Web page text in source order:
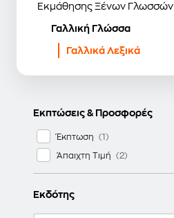
Εκμάθησης Ξένων Γλωσσών
Γαλλική Γλώσσα
Γαλλικά Λεξικά
Εκπτώσεις & Προσφορές
Έκπτωση
Άπαιχτη Τιμή
Εκδότης